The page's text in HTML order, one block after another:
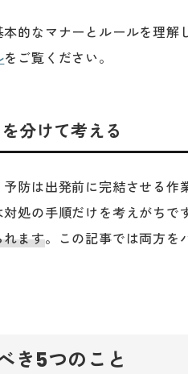
的なマナーとルールを理解
をご覧ください。
分けて考える
防は出発前に完結させる作
処の手順だけを考えがちで
れます。この記事では両方を
き5つのこと